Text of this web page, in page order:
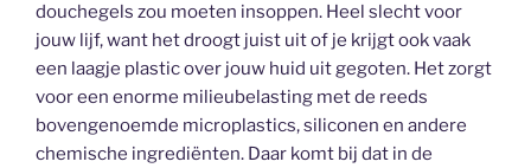
douchegels zou moeten insoppen. Heel slecht voor
jouw lijf, want het droogt juist uit of je krijgt ook vaak
een laagje plastic over jouw huid uit gegoten. Het zorgt
voor een enorme milieubelasting met de reeds
bovengenoemde microplastics, siliconen en andere
chemische ingrediënten. Daar komt bij dat in de